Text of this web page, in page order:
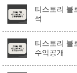
티스토리 블
석
티스토리 블
수익공개